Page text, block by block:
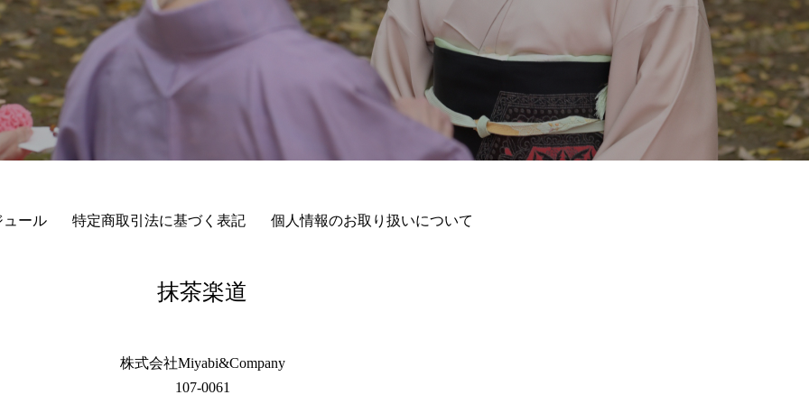
ュール 特定商取引法に基づく表記 個人情報のお取り扱いについて
抹茶楽道
株式会社Miyabi&Company
107-0061